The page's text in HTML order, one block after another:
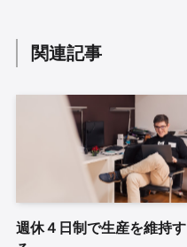
関連記事
週休４日制で生産を維持す